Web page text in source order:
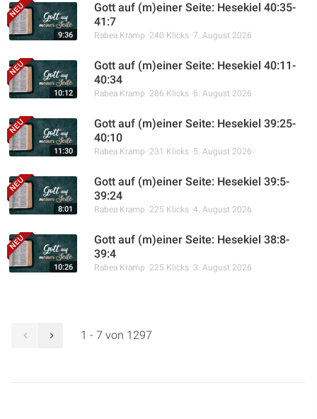
9:36
Gott auf (m)einer Seite: Hesekiel 40:35-
41:7
Rabea Kramp 240 Klicks 7. August 2026
10:12
Gott auf (m)einer Seite: Hesekiel 40:11-
40:34
Rabea Kramp 286 Klicks 6. August 2026
11:30
Gott auf (m)einer Seite: Hesekiel 39:25-
40:10
Rabea Kramp 231 Klicks 5. August 2026
8:01
Gott auf (m)einer Seite: Hesekiel 39:5-
39:24
Rabea Kramp 225 Klicks 4. August 2026
10:26
Gott auf (m)einer Seite: Hesekiel 38:8-
39:4
Rabea Kramp 225 Klicks 3. August 2026
1 - 7 von 1297